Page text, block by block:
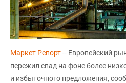
Маркет Репорт-- Европейский
пережил спад на фоне более
и избыточного предложения,